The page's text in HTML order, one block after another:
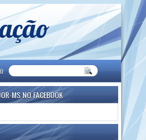
MS NO FACEBOOK